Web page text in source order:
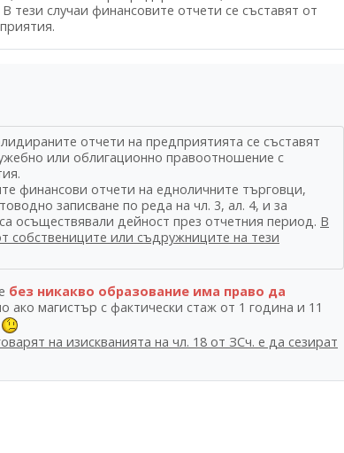
случаи финансовите отчети се съставят от
отчети на предприятията се съставят
или облигационно правоотношение с
финансови отчети на едноличните търговци,
записване по реда на чл. 3, ал. 4, и за
осъществявали дейност през отчетния период. В
собствениците или съдружниците на тези
без никакво образование има право да
ако магистър с фактически стаж от 1 година и 11
на изискванията на чл. 18 от ЗСч. е да сезират